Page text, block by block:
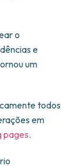
o
e
um
todos
em
pages.